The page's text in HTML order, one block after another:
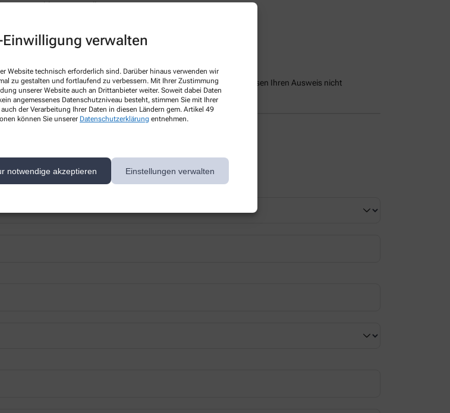
verwalten
Website technisch erforderlich sind. Darüber hinaus verwenden wir
zu gestalten und fortlaufend zu verbessern. Mit Ihrer Zustimmung
unserer Website auch an Drittanbieter weiter. Soweit dabei Daten
angemessenes Datenschutzniveau besteht, stimmen Sie mit Ihrer
der Verarbeitung Ihrer Daten in diesen Ländern gem. Artikel 49
können Sie unserer Datenschutzerklärung entnehmen.
notwendige akzeptieren Einstellungen verwalten
Zuzahlungen erstellen.
Zuzahlung haben, können wir diese Info speichern und Sie müssen Ihren Ausweis nicht
in der Apotheke abholen.